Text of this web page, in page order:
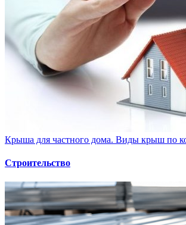
Крыша для частного дома. Виды крыш по
Строительство